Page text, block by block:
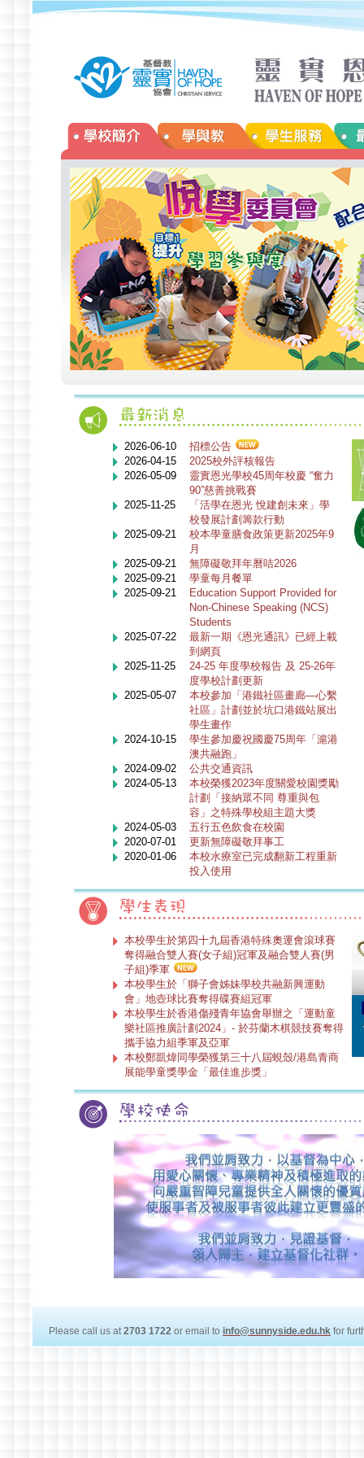
2026-06-10
招標公告
2026-04-15
2025校外評核報告
2026-05-09
靈實恩光學校45周年校慶 “奮力
90”慈善挑戰賽
2025-11-25
「活學在恩光 悅建創未來」學
校發展計劃籌款行動
2025-09-21
校本學童膳食政策更新2025年9
月
2025-09-21
無障礙敬拜年曆咭2026
2025-09-21
學童每月餐單
2025-09-21
Education Support Provided for
Non-Chinese Speaking (NCS)
Students
2025-07-22
最新一期《恩光通訊》已經上載
到網頁
2025-11-25
24-25 年度學校報告 及 25-26年
度學校計劃更新
2025-05-07
本校參加「港鐵社區畫廊—心繫
社區」計劃並於坑口港鐵站展出
學生畫作
2024-10-15
學生參加慶祝國慶75周年「滬港
澳共融跑」
2024-09-02
公共交通資訊
2024-05-13
本校榮獲2023年度關愛校園獎勵
計劃「接納眾不同 尊重與包
容」之特殊學校組主題大獎
2024-05-03
五行五色飲食在校園
2020-07-01
更新無障礙敬拜事工
2020-01-06
本校水療室已完成翻新工程重新
投入使用
本校學生於第四十九屆香港特殊奧運會滾球賽
奪得融合雙人賽(女子組)冠軍及融合雙人賽(男
子組)季軍
本校學生於「獅子會姊妹學校共融新興運動
會」地壺球比賽奪得碟賽組冠軍
本校學生於香港傷殘青年協會舉辦之「運動童
樂社區推廣計劃2024」- 於芬蘭木棋競技賽奪得
攜手協力組季軍及亞軍
本校鄭凱煒同學榮獲第三十八屆蜆殼/港島青商
展能學童獎學金「最佳進步獎」
Please call us at2703 1722 or email to info@sunnyside.edu.hk for